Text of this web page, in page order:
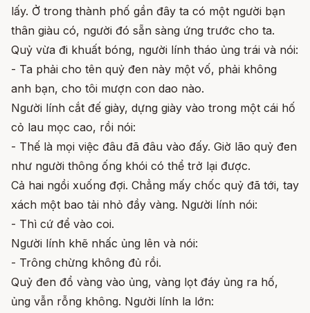
lấy. Ở trong thành phố gần đây ta có một người bạn
thân giàu có, người đó sẵn sàng ứng trước cho ta.
Quỷ vừa đi khuất bóng, người lính tháo ủng trái và nói:
- Ta phải cho tên quỷ đen này một vố, phải không
anh bạn, cho tôi mượn con dao nào.
Người lính cắt đế giày, dựng giày vào trong một cái hố
cỏ lau mọc cao, rồi nói:
- Thế là mọi việc đâu đã đâu vào đấy. Giờ lão quỷ đen
như người thông ống khói có thể trở lại được.
Cả hai ngồi xuống đợi. Chẳng mấy chốc quỷ đã tới, tay
xách một bao tải nhỏ đầy vàng. Người lính nói:
- Thì cứ để vào coi.
Người lính khẽ nhấc ủng lên và nói:
- Trông chừng không đủ rồi.
Quỷ đen đổ vàng vào ủng, vàng lọt đáy ủng ra hố,
ủng vẫn rỗng không. Người lính la lớn: